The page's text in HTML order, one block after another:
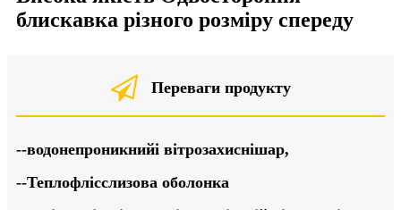
блискавка різного розміру спереду
Переваги продукту
--водонепроникнийі вітрозахиснішар,
--Теплофлісслизова оболонка